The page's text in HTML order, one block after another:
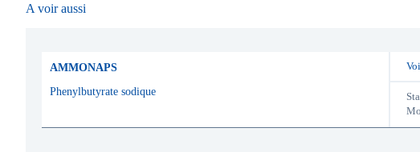
A voir aussi
AMMONAPS
Phenylbutyrate sodique